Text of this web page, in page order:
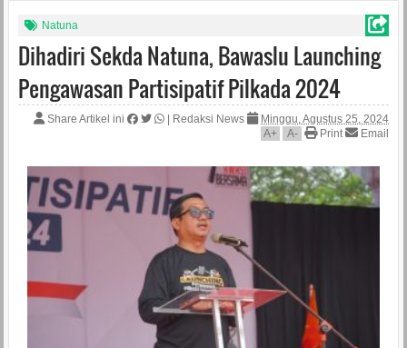
Natuna
Dihadiri Sekda Natuna, Bawaslu Launching
Pengawasan Partisipatif Pilkada 2024
Share Artikel ini Redaksi News
Minggu, Agustus 25, 2024
A+ A- Print Email